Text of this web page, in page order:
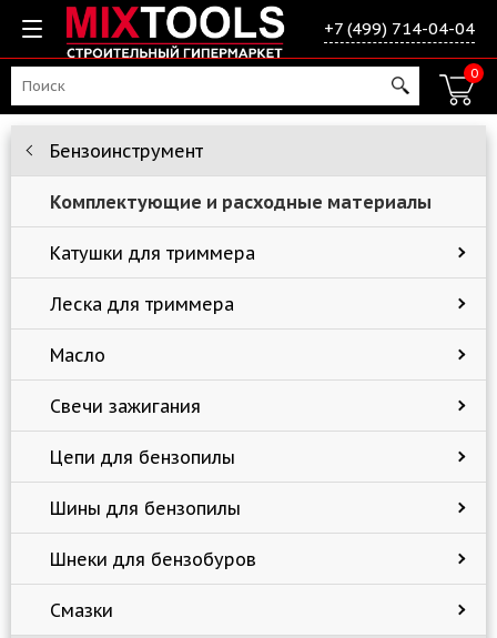
+7 (499) 714-04-04
0
Бензоинструмент
Комплектующие и расходные материалы
Катушки для триммера
Леска для триммера
Масло
Свечи зажигания
Цепи для бензопилы
Шины для бензопилы
Шнеки для бензобуров
Смазки